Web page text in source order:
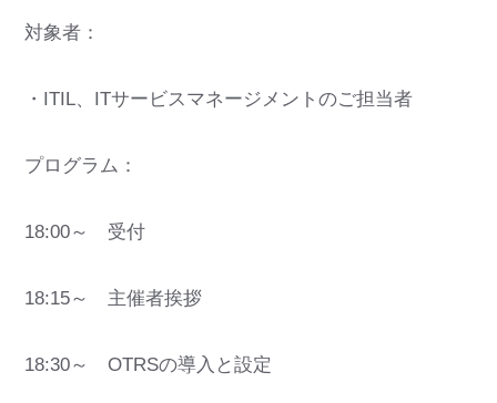
対象者：
・ITIL、ITサービスマネージメントのご担当者
プログラム：
18:00～ 受付
18:15～ 主催者挨拶
18:30～ OTRSの導入と設定